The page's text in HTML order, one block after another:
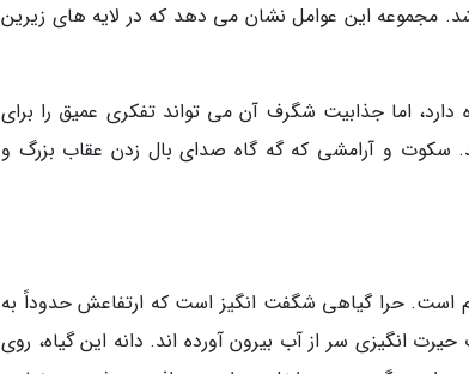
این عوامل نشان می دهد که در لایه های زیرین
دارد، اما جذابیت شگرف آن می تواند تفکری عمیق را برای
سکوت و آرامشی که گه گاه صدای بال زدن عقاب بزرگ و
است. حرا گیاهی شگفت انگیز است که ارتفاعش حدوداً به
حیرت انگیزی سر از آب بیرون آورده اند. دانه این گیاه، روی